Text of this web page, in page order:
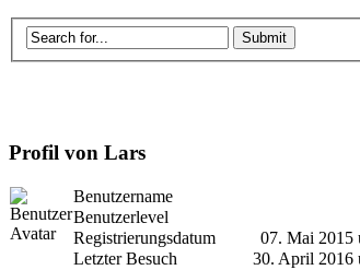
Profil von Lars
Benutzername
Benutzerlevel
Registrierungsdatum
07. Mai 2015
Letzter Besuch
30. April 2016